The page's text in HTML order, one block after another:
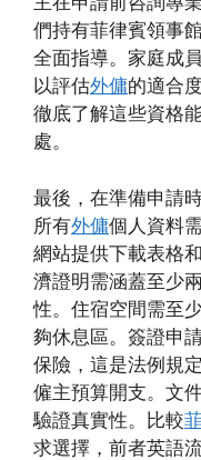
們持有菲律賓領事
全面指導。家庭成
以評估外傭的適合
徹底了解這些資格
處。
最後，在準備申請
所有外傭個人資料
網站提供下載表格
濟證明需涵蓋至少
性。住宿空間需至
夠休息區。簽證申
保險，這是法例規
僱主預算開支。文
驗證真實性。比較
求選擇，前者英語